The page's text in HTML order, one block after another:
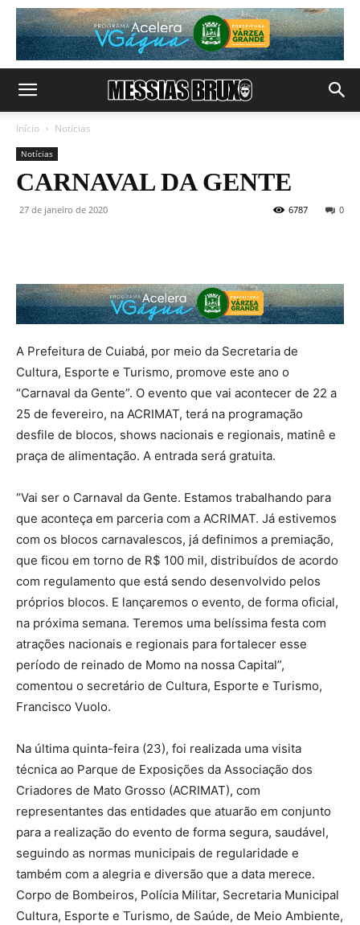
Início Notícias
Notícias
CARNAVAL DA GENTE
27 de janeiro de 2020 0
6787
A Prefeitura de Cuiabá, por meio da Secretaria de
Cultura, Esporte e Turismo, promove este ano o
“Carnaval da Gente”. O evento que vai acontecer de 22 a
25 de fevereiro, na ACRIMAT, terá na programação
desfile de blocos, shows nacionais e regionais, matinê e
praça de alimentação. A entrada será gratuita.
“Vai ser o Carnaval da Gente. Estamos trabalhando para
que aconteça em parceria com a ACRIMAT. Já estivemos
com os blocos carnavalescos, já definimos a premiação,
que ficou em torno de R$ 100 mil, distribuídos de acordo
com regulamento que está sendo desenvolvido pelos
próprios blocos. E lançaremos o evento, de forma oficial,
na próxima semana. Teremos uma belíssima festa com
atrações nacionais e regionais para fortalecer esse
período de reinado de Momo na nossa Capital”,
comentou o secretário de Cultura, Esporte e Turismo,
Francisco Vuolo.
Na última quinta-feira (23), foi realizada uma visita
técnica ao Parque de Exposições da Associação dos
Criadores de Mato Grosso (ACRIMAT), com
representantes das entidades que atuarão em conjunto
para a realização do evento de forma segura, saudável,
seguindo as normas municipais de regularidade e
também com a alegria e diversão que a data merece.
Corpo de Bombeiros, Polícia Militar, Secretaria Municipal
Cultura, Esporte e Turismo, de Saúde, de Meio Ambiente,